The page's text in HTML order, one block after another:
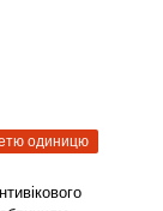
одиницю